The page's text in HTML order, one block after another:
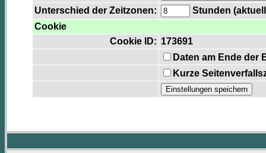
Unterschied der Zeitzonen:
Stunden
Cookie
Cookie ID: 173691
Daten am Ende der
Kurze